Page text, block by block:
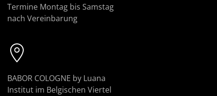
Termine Montag bis Samstag
nach Vereinbarung
BABOR COLOGNE by Luana
Institut im Belgischen Viertel